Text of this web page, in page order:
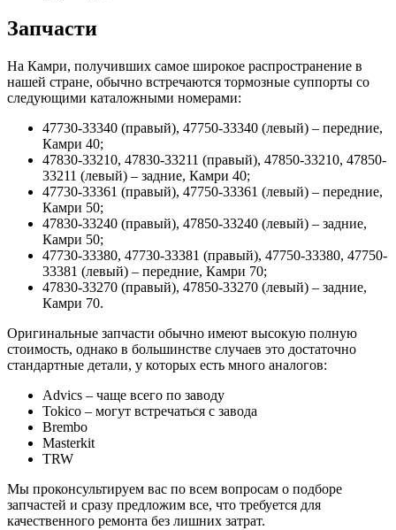
Запчасти
На Камри, получивших самое широкое распространение в
нашей стране, обычно встречаются тормозные суппорты со
следующими каталожными номерами:
47730-33340 (правый), 47750-33340 (левый) – передние,
Камри 40;
47830-33210, 47830-33211 (правый), 47850-33210, 47850-
33211 (левый) – задние, Камри 40;
47730-33361 (правый), 47750-33361 (левый) – передние,
Камри 50;
47830-33240 (правый), 47850-33240 (левый) – задние,
Камри 50;
47730-33380, 47730-33381 (правый), 47750-33380, 47750-
33381 (левый) – передние, Камри 70;
47830-33270 (правый), 47850-33270 (левый) – задние,
Камри 70.
Оригинальные запчасти обычно имеют высокую полную
стоимость, однако в большинстве случаев это достаточно
стандартные детали, у которых есть много аналогов:
Advics – чаще всего по заводу
Tokico – могут встречаться с завода
Brembo
Masterkit
TRW
Мы проконсультируем вас по всем вопросам о подборе
запчастей и сразу предложим все, что требуется для
качественного ремонта без лишних затрат.